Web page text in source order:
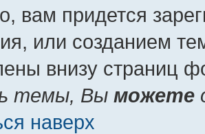
вам придется
или созданием
внизу страниц
темы, Вы можете
наверх